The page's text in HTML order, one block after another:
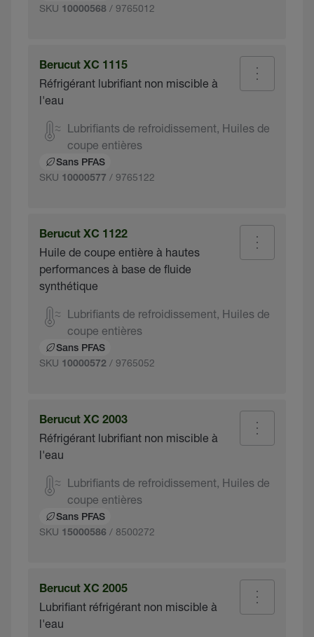
SKU 10000568 / 9765012
Berucut XC 1115
Réfrigérant lubrifiant non miscible à
l'eau
Lubrifiants de refroidissement, Huiles de
coupe entières
Sans PFAS
SKU 10000577 / 9765122
Berucut XC 1122
Huile de coupe entière à hautes
performances à base de fluide
synthétique
Lubrifiants de refroidissement, Huiles de
coupe entières
Sans PFAS
SKU 10000572 / 9765052
Berucut XC 2003
Réfrigérant lubrifiant non miscible à
l'eau
Lubrifiants de refroidissement, Huiles de
coupe entières
Sans PFAS
SKU 15000586 / 8500272
Berucut XC 2005
Lubrifiant réfrigérant non miscible à
l'eau